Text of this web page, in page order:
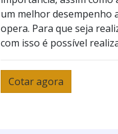
um melhor desempenho
opera. Para que seja
com isso é possível
Cotar agora